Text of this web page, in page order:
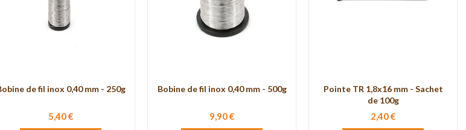
de fil inox 0,40 mm - 250g
5,40 €
Bobine de fil inox 0,40 mm - 500g
9,90 €
Pointe TR 1,8x16 mm - Sachet
de 100g
2,40 €